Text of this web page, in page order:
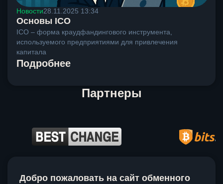
Новости28.11.2025 13:34
Основы ICO
ICO – форма краудфандингового инструмента,
используемого предприятиями для привлечения
капитала
Подробнее
Партнеры
Добро пожаловать на сайт обменного